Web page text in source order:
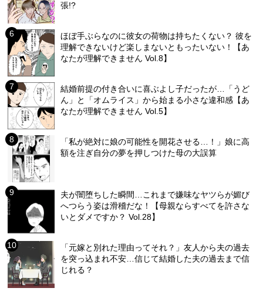
張!?
ほぼ手ぶらなのに彼女の荷物は持ちたくない？ 彼を
理解できないけど楽しまないともったいない！【あ
なたが理解できません Vol.8】
結婚前提の付き合いに喜ぶよし子だったが…「うど
ん」と「オムライス」から始まる小さな違和感【あ
なたが理解できません Vol.5】
「私が絶対に娘の可能性を開花させる…！」娘に高
額を注ぎ自分の夢を押しつけた母の大誤算
夫が闇堕ちした瞬間…これまで嫌味なヤツらが媚び
へつらう姿は滑稽だな！【母親ならすべてを許さな
いとダメですか？ Vol.28】
「元嫁と別れた理由ってそれ？」友人から夫の過去
を突っ込まれ不安…信じて結婚した夫の過去まで信
じれる？